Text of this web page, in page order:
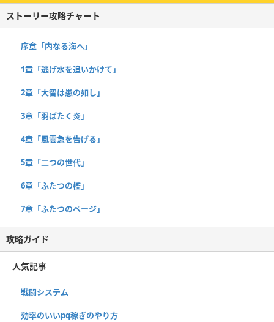
ストーリー攻略チャート
序章「内なる海へ」
1章「逃げ水を追いかけて」
2章「大智は愚の如し」
3章「羽ばたく炎」
4章「風雲急を告げる」
5章「二つの世代」
6章「ふたつの檻」
7章「ふたつのページ」
攻略ガイド
人気記事
戦闘システム
効率のいいpq稼ぎのやり方